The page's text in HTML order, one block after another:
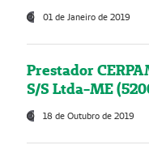
01 de Janeiro de 2019
Prestador
S/S Ltda-ME
18 de Outubro de 2019